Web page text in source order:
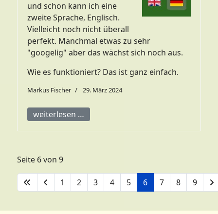
und schon kann ich eine
zweite Sprache, Englisch.
Vielleicht noch nicht überall
perfekt. Manchmal etwas zu sehr
"googelig" aber das wächst sich noch aus.
Wie es funktioniert? Das ist ganz einfach.
Markus Fischer 29. März 2024
weiterlesen …
Seite 6 von 9
1 2 3 4 5 6 7 8 9